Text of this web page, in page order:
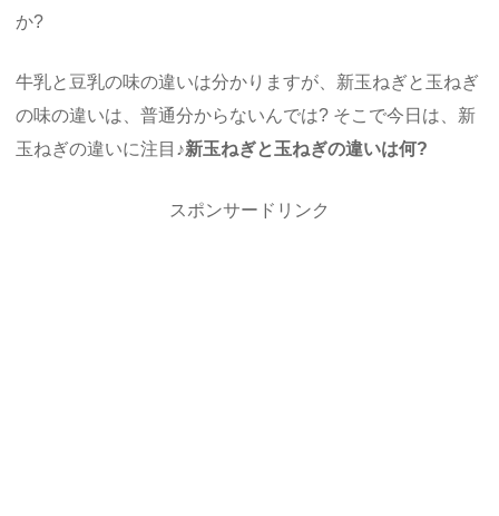
か?
牛乳と豆乳の味の違いは分かりますが、新玉ねぎと玉ねぎ
の味の違いは、普通分からないんでは? そこで今日は、新
玉ねぎの違いに注目♪新玉ねぎと玉ねぎの違いは何?
スポンサードリンク